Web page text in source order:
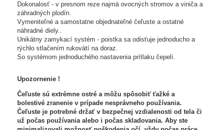
Dokonalosť - v presnom reze najmä ovocných stromov a viniča a
záhradných plodín.
Vymeniteľné a samostatne objednateľné čeľuste a ostatné
náhradné diely..
Unikátny zamykací systém - poistka sa odisťuje jednoducho a
rýchlo stlačením rukovätí na doraz.
So systémom jednoduchého nastavenia prítlaku čepelí.
Upozornenie !
Čeľuste sú extrémne ostré a môžu spôsobiť ťažké a
bolestivé zranenie v prípade nesprávneho používania.
Čeľuste je potrebné držať v bezpečnej vzdialenosti od tela či
už počas používania alebo i počas skladovania. Aby ste